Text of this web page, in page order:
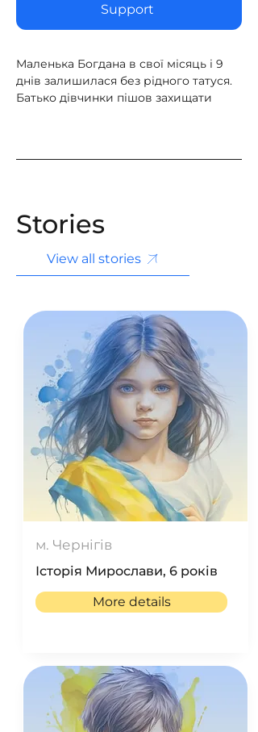
Support
Маленька Богдана в свої місяць і 9
днів залишилася без рідного татуся.
Батько дівчинки пішов захищати
Stories
View all stories
м. Чернігів
Історія Мирослави, 6 років
More details